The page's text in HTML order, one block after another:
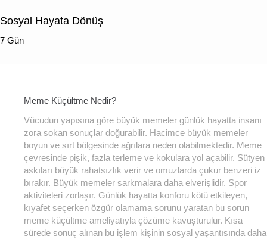
Sosyal Hayata Dönüş
7 Gün
Meme Küçültme Nedir?
Vücudun yapısına göre büyük memeler günlük hayatta insanı
zora sokan sonuçlar doğurabilir. Hacimce büyük memeler
boyun ve sırt bölgesinde ağrılara neden olabilmektedir. Meme
çevresinde pişik, fazla terleme ve kokulara yol açabilir. Sütyen
askıları büyük rahatsızlık verir ve omuzlarda çukur benzeri iz
bırakır. Büyük memeler sarkmalara daha elverişlidir. Spor
aktiviteleri zorlaşır. Günlük hayatta konforu kötü etkileyen,
kıyafet seçerken özgür olamama sorunu yaratan bu sorun
meme küçültme ameliyatıyla çözüme kavuşturulur. Kısa
sürede sonuç alınan bu işlem kişinin sosyal yaşantısında daha